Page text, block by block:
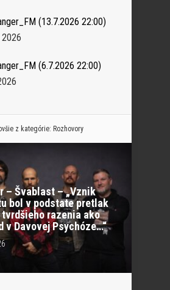
(13.7.2026 22:00)
2026
(6.7.2026 22:00)
z kategórie: Rozhovory
– Švablast – „Vznik
bol v podstate pretlak
razenia ako
v Davovej Psychóze…“